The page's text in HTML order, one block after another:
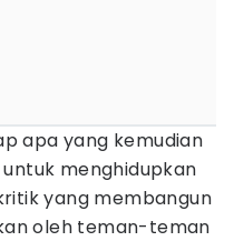
apa yang kemudian
menghidupkan
yang membangun
oleh teman-teman